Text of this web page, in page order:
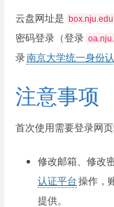
云盘网址是
密码登录（登录
录南京大学统一身份
注意事项
首次使用需要登录网
修改邮箱、修改
认证平台操作，
提供。